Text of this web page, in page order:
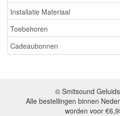
Installatie Materiaal
Toebehoren
Cadeaubonnen
© Smitsound
Alle bestellingen binnen
worden voor